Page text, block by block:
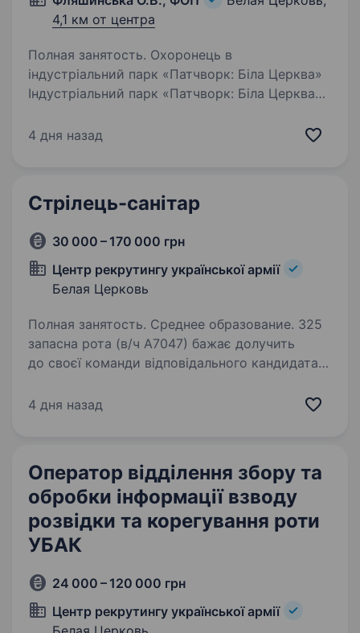
4,1 км от центра
Полная занятость. Охоронець в
індустріальний парк «Патчворк: Біла Церква»
Індустріальний парк «Патчворк: Біла Церква»
та уважного охоронця. Основні обов’язки:
4 дня назад
Стрілець-санітар
30 000 – 170 000 грн
Центр рекрутингу української армії
Белая Церковь
Полная занятость. Среднее образование. 325
запасна рота (в/ч А7047) бажає долучить
до своєї команди відповідального кандидата
бригада територіальної оборони (119 ОБрТрО)
4 дня назад
Оператор відділення збору та
обробки інформації взводу
розвідки та корегування роти
УБАК
24 000 – 120 000 грн
Центр рекрутингу української армії